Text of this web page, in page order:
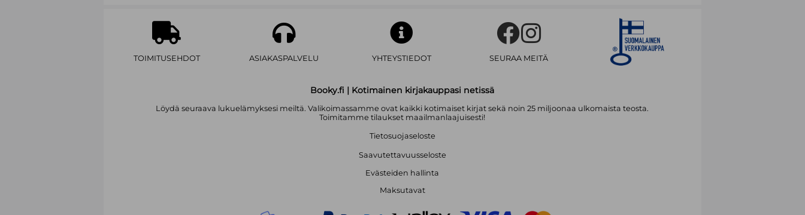
TOIMITUSEHDOT ASIAKASPALVELU YHTEYSTIEDOT SEURAA MEITÄ
Booky.fi | Kotimainen kirjakauppasi netissä
Löydä seuraava lukuelämyksesi meiltä. Valikoimassamme ovat kaikki kotimaiset kirjat sekä noin 25 miljoonaa ulkomaista teosta.
Toimitamme tilaukset maailmanlaajuisesti!
Tietosuojaseloste
Saavutettavuusseloste
Evästeiden hallinta
Maksutavat